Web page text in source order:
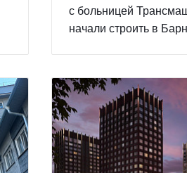
с больницей
начали строить в